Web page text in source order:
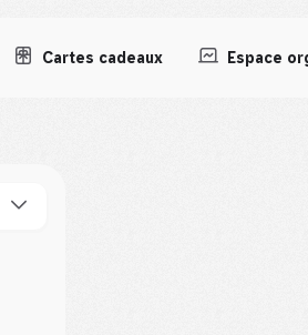
Cartes cadeaux Espace